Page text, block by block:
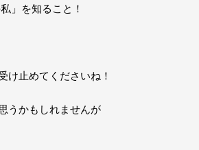
」 を知ること！
け止めてくださいね！
うかもしれませんが